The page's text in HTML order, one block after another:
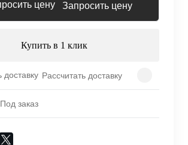
Запросить цену
Купить в 1 клик
Рассчитать доставку
Под заказ